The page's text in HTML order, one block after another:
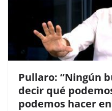
Pullaro: “Ningún
decir qué
podemos hacer